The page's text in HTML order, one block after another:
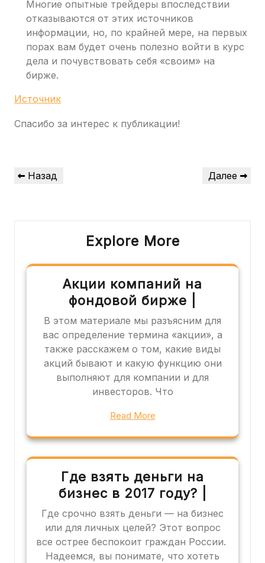
Многие опытные трейдеры впоследствии
отказываются от этих источников
информации, но, по крайней мере, на первых
порах вам будет очень полезно войти в курс
дела и почувствовать себя «своим» на
бирже.
Источник
Спасибо за интерес к публикации!
Навигация
по
Предыдущая
Назад
Следующая
Далее
Explore More
Акции компаний на
фондовой бирже |
В этом материале мы разъясним для
вас определение термина «акции», а
также расскажем о том, какие виды
акций бывают и какую функцию они
выполняют для компании и для
инвесторов. Что
Read More
Где взять деньги на
бизнес в 2017 году? |
Где срочно взять деньги — на бизнес
или для личных целей? Этот вопрос
все острее беспокоит граждан России.
Надеемся, вы понимате, что хотеть